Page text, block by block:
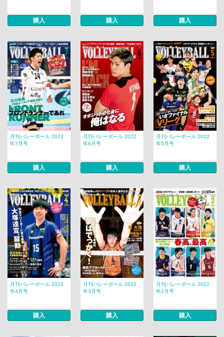
購入 購入 購入
月刊バレーボール 2022
年7月号
購入
月刊バレーボール 2022
年6月号
購入
月刊バレーボール 2022
年5月号
購入
月刊バレーボール 2022
年4月号
購入
月刊バレーボール 2022
年3月号
購入
月刊バレーボール 2022
年2月号
購入